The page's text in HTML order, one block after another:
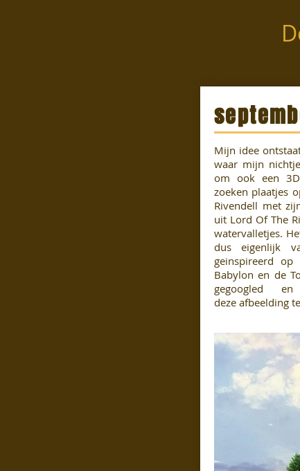
Mijn idee
waar mijn
om ook een
zoeken plaatjes
Rivendell met
uit Lord Of The
watervalletjes.
dus eigenlijk
geinspireerd op
Babylon en de
gegoogled
deze afbeelding